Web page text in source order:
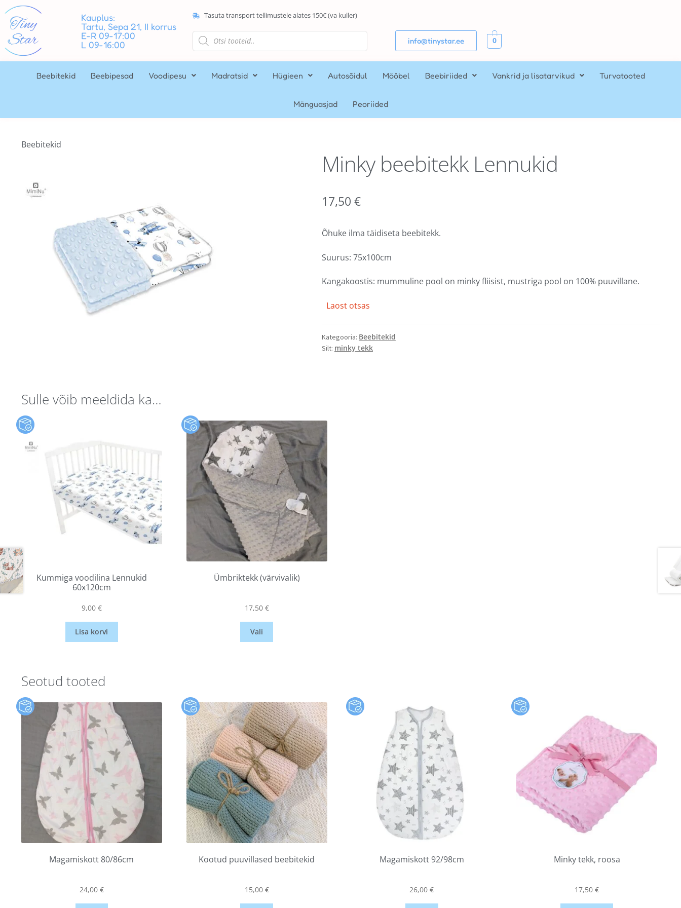
Kauplus:
Tartu, Sepa 21, II korrus
E-R 09-17:00
L 09-16:00
Tasuta transport tellimustele alates 150€ (va kuller)
info@tinystar.ee 0
Beebitekid Beebipesad Voodipesu Madratsid Hügieen Autosõidul Mööbel Beebiriided Vankrid ja lisatarvikud Turvatooted
Mänguasjad Peoriided
Beebitekid
Minky beebitekk Lennukid
17,50 €
Õhuke ilma täidiseta beebitekk.
Suurus: 75x100cm
Kangakoostis: mummuline pool on minky fliisist, mustriga pool on 100% puuvillane.
Laost otsas
Kategooria: Beebitekid
Silt: minky tekk
Sulle võib meeldida ka…
Kummiga voodilina Lennukid
60x120cm
9,00 €
Lisa korvi
Ümbriktekk (värvivalik)
17,50 €
Vali
Seotud tooted
Magamiskott 80/86cm
24,00 €
Kootud puuvillased beebitekid
15,00 €
Magamiskott 92/98cm
26,00€
Minky tekk, roosa
17,50€